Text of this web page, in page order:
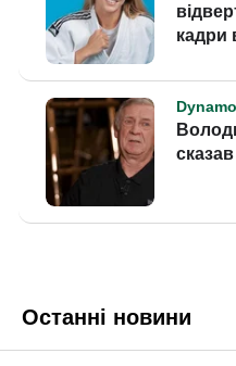
Останні новини